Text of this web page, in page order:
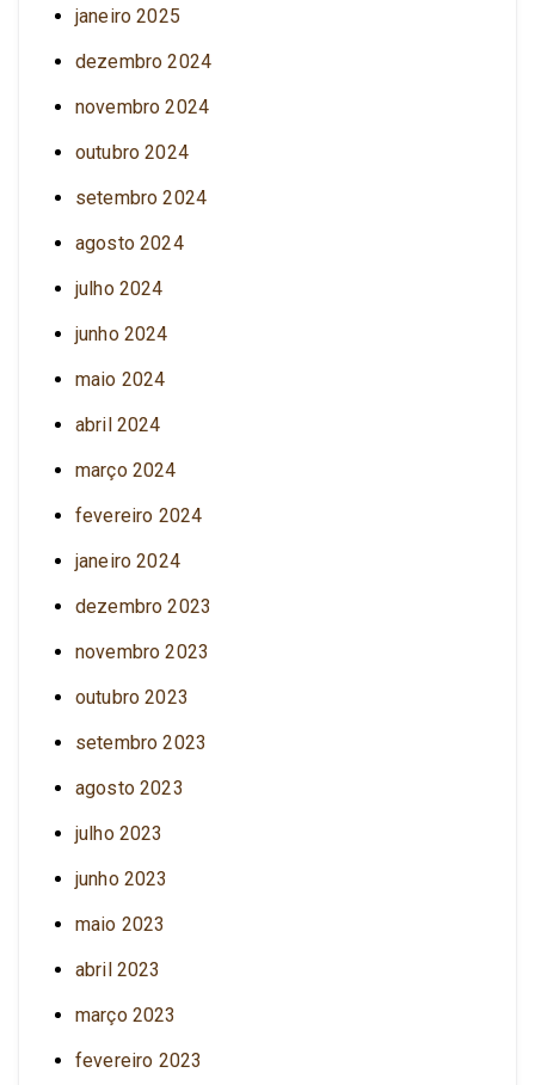
janeiro 2025
dezembro 2024
novembro 2024
outubro 2024
setembro 2024
agosto 2024
julho 2024
junho 2024
maio 2024
abril 2024
março 2024
fevereiro 2024
janeiro 2024
dezembro 2023
novembro 2023
outubro 2023
setembro 2023
agosto 2023
julho 2023
junho 2023
maio 2023
abril 2023
março 2023
fevereiro 2023